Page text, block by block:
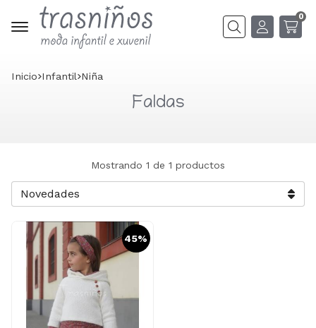
Buscar
0
Inicio infantil niña
Faldas
Mostrando 1 de 1 productos
45%